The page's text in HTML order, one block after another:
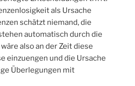
als Ursache
schätzt niemand, die
automatisch durch die
also an der Zeit diese
einzuengen und die Ursache
Überlegungen mit